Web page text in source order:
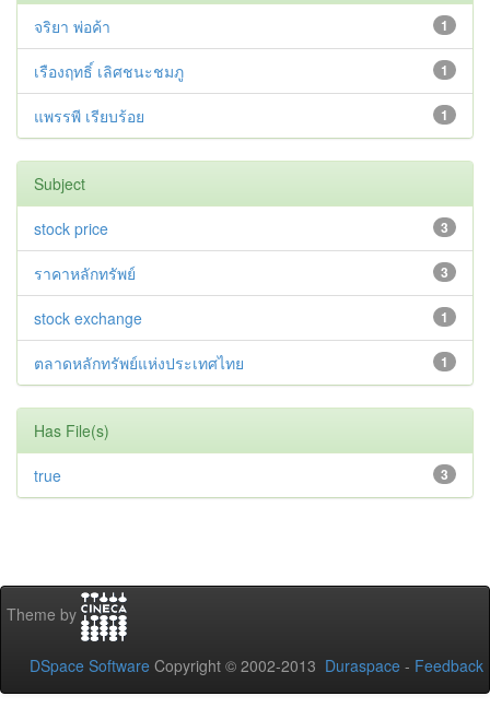
1
จริยา พ่อค้า
1
เรืองฤทธิ์ เลิศชนะชมภู
1
แพรรพี เรียบร้อย
Subject
3
stock price
3
ราคาหลักทรัพย์
1
stock exchange
1
ตลาดหลักทรัพย์แห่งประเทศไทย
Has File(s)
3
true
Theme by
DSpace Software Copyright © 2002-2013 Duraspace - Feedback